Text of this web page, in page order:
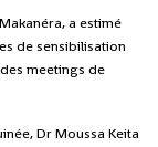
a estimé
de sensibilisation
meetings de
Dr Moussa Keita